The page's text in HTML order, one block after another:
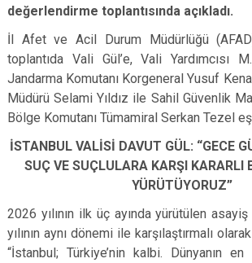
değerlendirme toplantısında açıkladı.
İl Afet ve Acil Durum Müdürlüğü
toplantıda Vali Gül’e, Vali Yardımcısı
Jandarma Komutanı Korgeneral Yusuf
Müdürü Selami Yıldız ile Sahil Güvenlik
Bölge Komutanı Tümamiral Serkan Tezel
İSTANBUL VALİSİ DAVUT GÜL: “GECE
SUÇ VE SUÇLULARA KARŞI KARARLI
YÜRÜTÜYORUZ”
2026 yılının ilk üç ayında yürütülen asayiş
yılının aynı dönemi ile karşılaştırmalı
“İstanbul; Türkiye’nin kalbi. Dünyanın